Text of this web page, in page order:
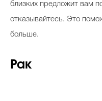
близких предложит вам
отказывайтесь. Это
больше.
Рак